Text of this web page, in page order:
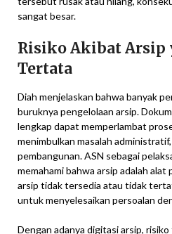
sangat besar.
Risiko Akibat Arsip
Tertata
Diah menjelaskan bahwa banyak
buruknya pengelolaan arsip.
lengkap dapat memperlambat
menimbulkan masalah
pembangunan. ASN sebagai
memahami bahwa arsip adalah
arsip tidak tersedia atau tidak
untuk menyelesaikan persoalan
Dengan adanya digitasi arsip,